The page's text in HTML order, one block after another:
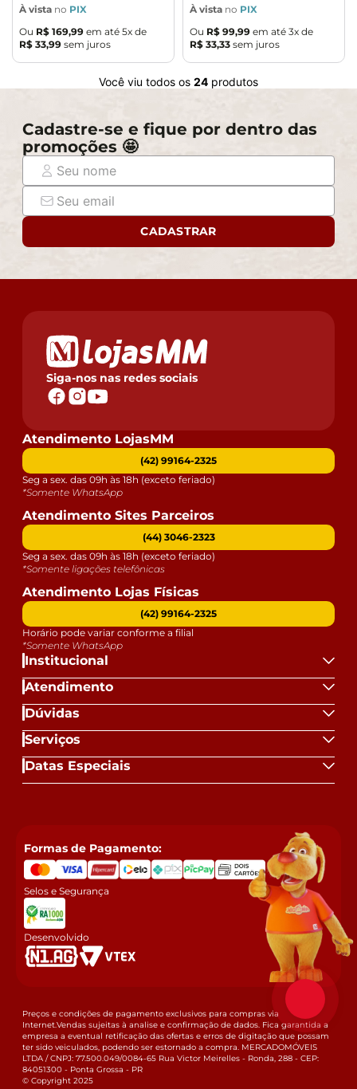
À vista no PIX
Ou R$ 169,99 em até 5x de
R$ 33,99 sem juros
À vista no PIX
Ou R$ 99,99 em até 3x de
R$ 33,33 sem juros
Você viu todos os 24 produtos
Cadastre-se e fique por dentro das
promoções 🤩
CADASTRAR
Siga-nos nas redes sociais
Institucional
Atendimento
Dúvidas
Serviços
Datas Especiais
Atendimento LojasMM
(42) 99164-2325
Seg a sex. das 09h às 18h (exceto feriado)
*Somente WhatsApp
Atendimento Sites Parceiros
(44) 3046-2323
Seg a sex. das 09h às 18h (exceto feriado)
*Somente ligações telefônicas
Atendimento Lojas Físicas
(42) 99164-2325
Horário pode variar conforme a filial
*Somente WhatsApp
Formas de Pagamento:
Selos e Segurança
Desenvolvido
Preços e condições de pagamento exclusivos para compras via
Internet.Vendas sujeitas à analise e confirmação de dados. Fica garantida a
empresa a eventual retificação das ofertas e erros de digitação que possam
ter sido veiculados, podendo ser estornado a compra. MERCADOMÓVEIS
LTDA / CNPJ: 77.500.049/0084-65 Rua Victor Meirelles - Ronda, 288 - CEP:
84051300 - Ponta Grossa - PR
© Copyright 2025